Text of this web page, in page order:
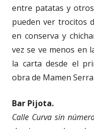
entre patatas y
pueden ver trocitos
en conserva y
vez se ve menos en
la carta desde el
obra de Mamen
Bar Pijota.
Calle Curva sin